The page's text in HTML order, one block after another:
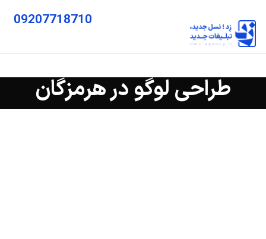
09207718710
طراحی لوگو در هرمزگان